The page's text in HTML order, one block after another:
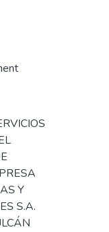
Y
S.A.